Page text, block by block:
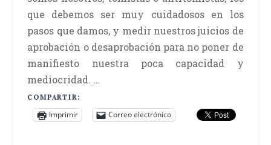
que debemos ser muy cuidadosos en los
pasos que damos, y medir nuestros juicios de
aprobación o desaprobación para no poner de
manifiesto nuestra poca capacidad y
mediocridad. …
COMPARTIR:
Imprimir Correo electrónico